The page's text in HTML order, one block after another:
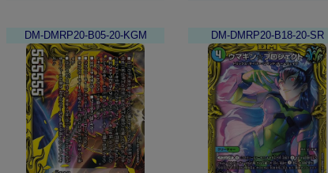
DM-DMRP20-B05-20-KGM DM-DMRP20-B18-20-SR